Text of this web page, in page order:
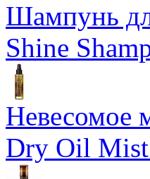
Шампунь
Shine
Невесомое
Dry Oil Mist